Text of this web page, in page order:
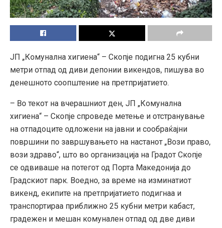
ЈП „Комунална хигиена“ – Скопје подигна 25 кубни
метри отпад од диви депонии викендов, пишува во
денешното соопштение на претпријатието.
– Во текот на вчерашниот ден, ЈП „Комунална
хигиена“ – Скопје спроведе метење и отстранување
на отпадоците одложени на јавни и сообраќајни
површини по завршувањето на настанот „Вози право,
вози здраво“, што во организација на Градот Скопје
се одвиваше на потегот од Порта Македонија до
Градскиот парк. Воедно, за време на изминатиот
викенд, екипите на претпријатието подигнаа и
транспортираа приближно 25 кубни метри кабаст,
градежен и мешан комунален отпад од две диви